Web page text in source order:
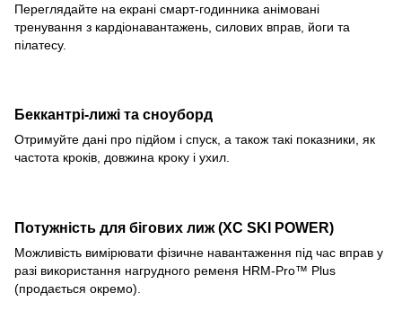
Переглядайте на екрані смарт-годинника анімовані
тренування з кардіонавантажень, силових вправ, йоги та
пілатесу.
Беккантрі-лижі та сноуборд
Отримуйте дані про підйом і спуск, а також такі показники, як
частота кроків, довжина кроку і ухил.
Потужність для бігових лиж (XC SKI POWER)
Можливість вимірювати фізичне навантаження під час вправ у
разі використання нагрудного ременя HRM-Pro™ Plus
(продається окремо).